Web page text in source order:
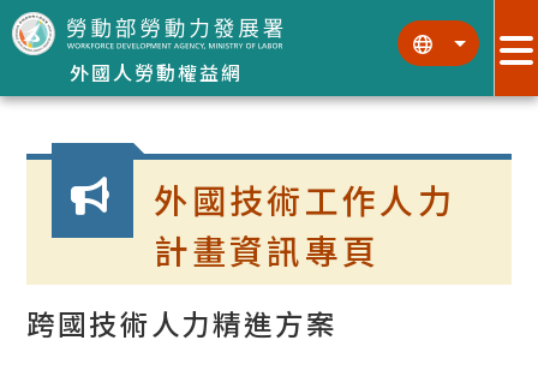
跳到主要內容區塊
外國人勞動權益網
::: :::
:::
外國技術工作人力
計畫資訊專頁
跨國技術人力精進方案